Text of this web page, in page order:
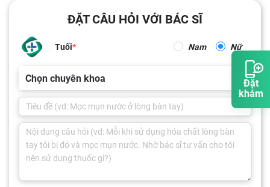
Đặt
khám
ĐẶT CÂU HỎI VỚI BÁC SĨ
Tuổi Nam Nữ
Chọn chuyên khoa